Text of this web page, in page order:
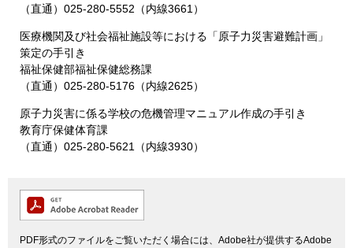
（直通）025-280-5552（内線3661）
医療機関及び社会福祉施設等における「原子力災害避難計画」
策定の手引き
福祉保健部福祉保健総務課
（直通）025-280-5176（内線2625）
原子力災害に係る学校の危機管理マニュアル作成の手引き
教育庁保健体育課
（直通）025-280-5621（内線3930）
PDF形式のファイルをご覧いただく場合には、Adobe社が提供するAdobe